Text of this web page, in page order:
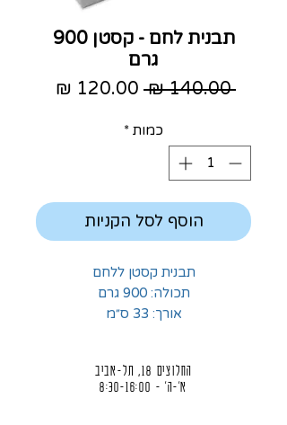
תבנית לחם - קסטן 900
גרם
‏140.00 ‏₪
מחיר
כמות *
הוסף לסל הקניות
תבנית קסטן ללחם
תכולה: 900 גרם
אורך: 33 ס״מ
החלוצים 18, תל-אביב
א'-ה' - 8:30-16:00